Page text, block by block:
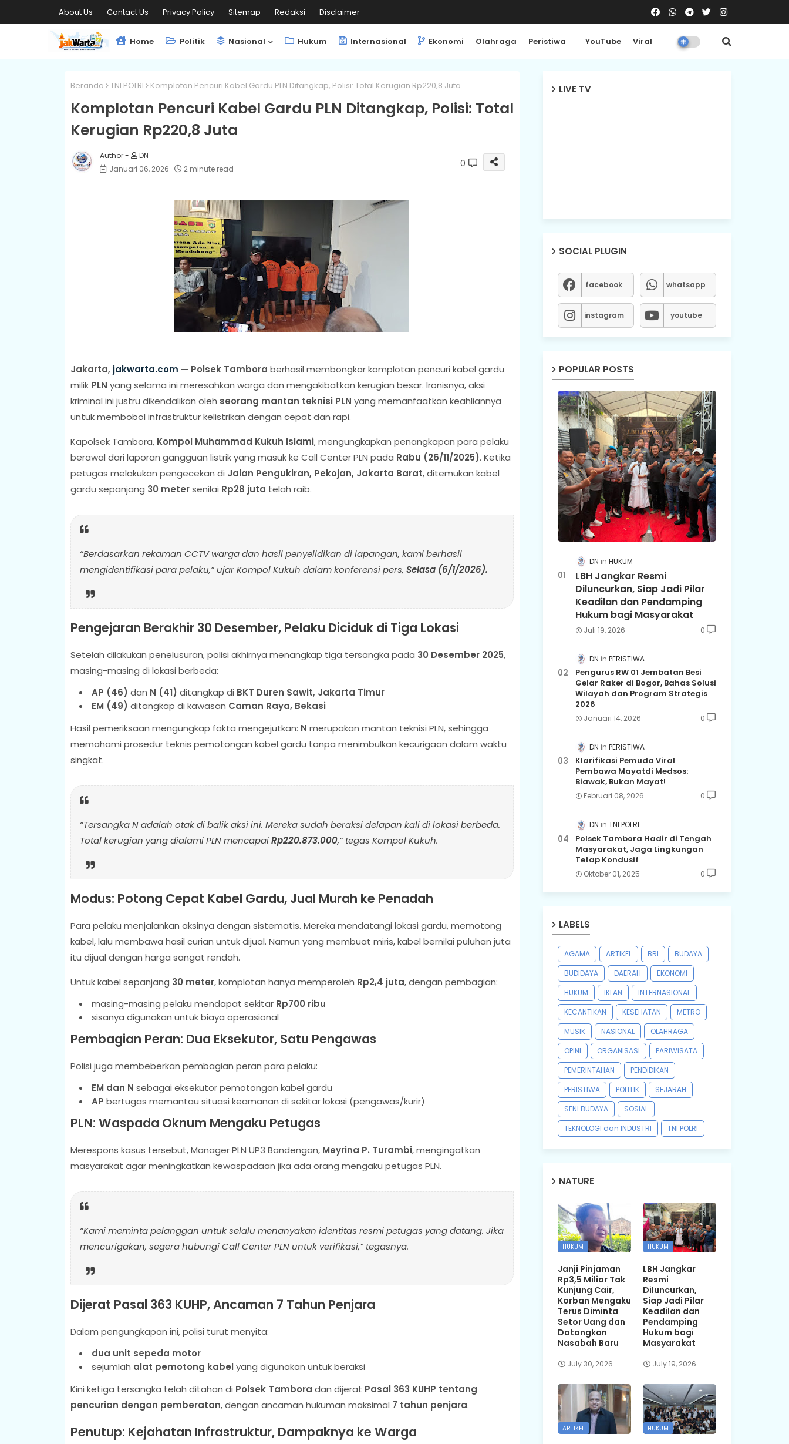
About Us Contact Us Privacy Policy Sitemap Redaksi Disclaimer
Home Politik Nasional Hukum Internasional Ekonomi Olahraga Peristiwa YouTube Viral
Beranda TNI POLRI Komplotan Pencuri Kabel Gardu PLN Ditangkap, Polisi: Total Kerugian Rp220,8 Juta
Komplotan Pencuri Kabel Gardu PLN Ditangkap, Polisi: Total
Kerugian Rp220,8 Juta
DN
Januari 06, 2026
2 minute read 0
Jakarta, jakwarta.com — Polsek Tambora berhasil membongkar komplotan pencuri kabel gardu
milik PLN yang selama ini meresahkan warga dan mengakibatkan kerugian besar. Ironisnya, aksi
kriminal ini justru dikendalikan oleh seorang mantan teknisi PLN yang memanfaatkan keahliannya
untuk membobol infrastruktur kelistrikan dengan cepat dan rapi.
Kapolsek Tambora, Kompol Muhammad Kukuh Islami, mengungkapkan penangkapan para pelaku
berawal dari laporan gangguan listrik yang masuk ke Call Center PLN pada Rabu (26/11/2025). Ketika
petugas melakukan pengecekan di Jalan Pengukiran, Pekojan, Jakarta Barat, ditemukan kabel
gardu sepanjang 30 metersenilai Rp28 juta telah raib.
“Berdasarkan rekaman CCTV warga dan hasil penyelidikan di lapangan, kami berhasil
mengidentifikasi para pelaku,” ujar Kompol Kukuh dalam konferensi pers, Selasa (6/1/2026).
Pengejaran Berakhir 30 Desember, Pelaku Diciduk di Tiga Lokasi
Setelah dilakukan penelusuran, polisi akhirnya menangkap tiga tersangka pada 30 Desember 2025,
masing-masing di lokasi berbeda:
AP (46) dan N (41) ditangkap di BKT Duren Sawit, Jakarta Timur
EM (49) ditangkap di kawasan Caman Raya, Bekasi
Hasil pemeriksaan mengungkap fakta mengejutkan: N merupakan mantan teknisi PLN, sehingga
memahami prosedur teknis pemotongan kabel gardu tanpa menimbulkan kecurigaan dalam waktu
singkat.
“Tersangka N adalah otak di balik aksi ini. Mereka sudah beraksi delapan kali di lokasi berbeda.
Total kerugian yang dialami PLN mencapaiRp220.873.000,” tegas Kompol Kukuh.
Modus: Potong Cepat Kabel Gardu, Jual Murah ke Penadah
Para pelaku menjalankan aksinya dengan sistematis. Mereka mendatangi lokasi gardu, memotong
kabel, lalu membawa hasil curian untuk dijual. Namun yang membuat miris, kabel bernilai puluhan juta
itu dijual dengan harga sangat rendah.
Untuk kabel sepanjang 30 meter, komplotan hanya memperoleh Rp2,4 juta, dengan pembagian:
masing-masing pelaku mendapat sekitar Rp700 ribu
sisanya digunakan untuk biaya operasional
Pembagian Peran: Dua Eksekutor, Satu Pengawas
Polisi juga membeberkan pembagian peran para pelaku:
EM dan N sebagai eksekutor pemotongan kabel gardu
AP bertugas memantau situasi keamanan di sekitar lokasi (pengawas/kurir)
PLN: Waspada Oknum Mengaku Petugas
Merespons kasus tersebut, Manager PLN UP3 Bandengan, Meyrina P. Turambi, mengingatkan
masyarakat agar meningkatkan kewaspadaan jika ada orang mengaku petugas PLN.
“Kami meminta pelanggan untuk selalu menanyakan identitas resmi petugas yang datang. Jika
mencurigakan, segera hubungi Call Center PLN untuk verifikasi,” tegasnya.
Dijerat Pasal 363 KUHP, Ancaman 7 Tahun Penjara
Dalam pengungkapan ini, polisi turut menyita:
dua unit sepeda motor
sejumlah alat pemotong kabelyang digunakan untuk beraksi
Kini ketiga tersangka telah ditahan di Polsek Tambora dan dijerat Pasal 363 KUHP tentang
pencurian dengan pemberatan, dengan ancaman hukuman maksimal 7 tahun penjara.
Penutup: Kejahatan Infrastruktur, Dampaknya ke Warga
LIVE TV
SOCIAL PLUGIN
facebook whatsapp
instagram youtube
POPULAR POSTS
DN HUKUM
LBH Jangkar Resmi
Diluncurkan, Siap Jadi Pilar
Keadilan dan Pendamping
Hukum bagi Masyarakat
Juli 19, 2026 0
DN PERISTIWA
Pengurus RW 01 Jembatan Besi
Gelar Raker di Bogor, Bahas Solusi
Wilayah dan Program Strategis
2026
Januari 14, 2026 0
DN PERISTIWA
Klarifikasi Pemuda Viral
Pembawa Mayatdi Medsos:
Biawak, Bukan Mayat!
Februari 08, 2026 0
DN TNI POLRI
Polsek Tambora Hadir di Tengah
Masyarakat, Jaga Lingkungan
Tetap Kondusif
Oktober 01, 2025 0
LABELS
AGAMA ARTIKEL BRI
BUDAYA
BUDIDAYA
DAERAH
EKONOMI
HUKUM
IKLAN
INTERNASIONAL
KECANTIKAN
KESEHATAN
METRO
MUSIK
NASIONAL
OLAHRAGA
OPINI
ORGANISASI
PARIWISATA
PEMERINTAHAN
PENDIDIKAN
PERISTIWA
POLITIK
SEJARAH
SENI BUDAYA
SOSIAL
TEKNOLOGI dan INDUSTRI
TNI POLRI
NATURE
HUKUM
Janji Pinjaman
Rp3,5 Miliar Tak
Kunjung Cair,
Korban Mengaku
Terus Diminta
Setor Uang dan
Datangkan
Nasabah Baru
July 30, 2026
HUKUM
LBH Jangkar
Resmi
Diluncurkan,
Siap Jadi Pilar
Keadilan dan
Pendamping
Hukum bagi
Masyarakat
July 19, 2026
ARTIKEL HUKUM